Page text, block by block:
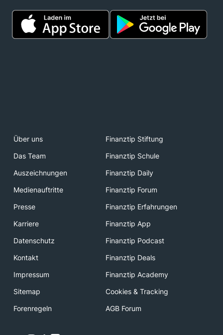
Über uns
Finanztip Stiftung
Das Team
Finanztip Schule
Auszeichnungen
Finanztip Daily
Medienauftritte
Finanztip Forum
Presse
Finanztip Erfahrungen
Karriere
Finanztip App
Datenschutz
Finanztip Podcast
Kontakt
Finanztip Deals
Impressum
Finanztip Academy
Sitemap
Cookies & Tracking
Forenregeln
AGB Forum